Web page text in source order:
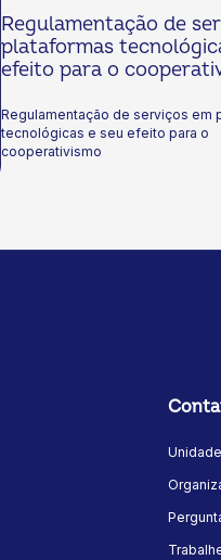
Regulamentação de
plataformas
efeito para o
Regulamentação de serviços em
tecnológicas e seu efeito para o
cooperativismo